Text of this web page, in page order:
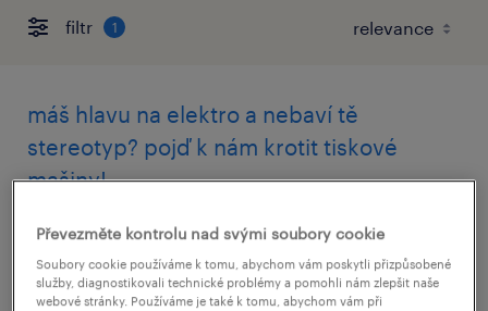
filtr 1
máš hlavu na elektro a nebaví tě
stereotyp? pojď k nám krotit tiskové
mašiny!
pohořelice, jihomoravský kraj
stálý úvazek
Převezměte kontrolu nad svými soubory cookie
Soubory cookie používáme k tomu, abychom vám poskytli přizpůsobené
služby, diagnostikovali technické problémy a pomohli nám zlepšit naše
webové stránky. Používáme je také k tomu, abychom vám při